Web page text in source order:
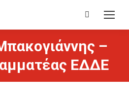
Search:
–
ΕΔΔΕ